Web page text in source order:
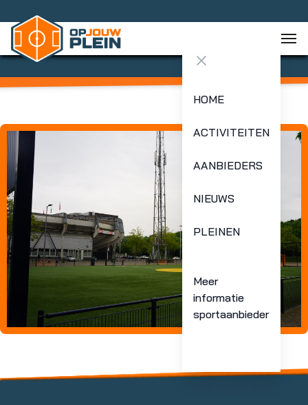
Close menu
HOME
ACTIVITEITEN
AANBIEDERS
NIEUWS
PLEINEN
Meer
informatie
sportaanbieder